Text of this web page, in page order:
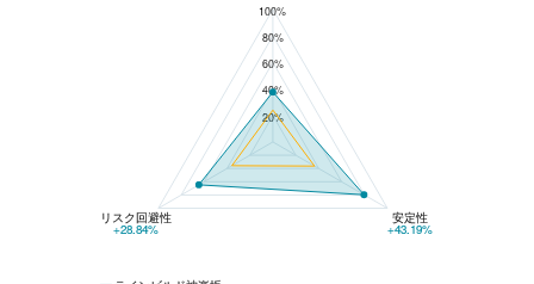
100%
80%
60%
40%
20%
リスク回避性
+28.84%
安定性
+43.19%